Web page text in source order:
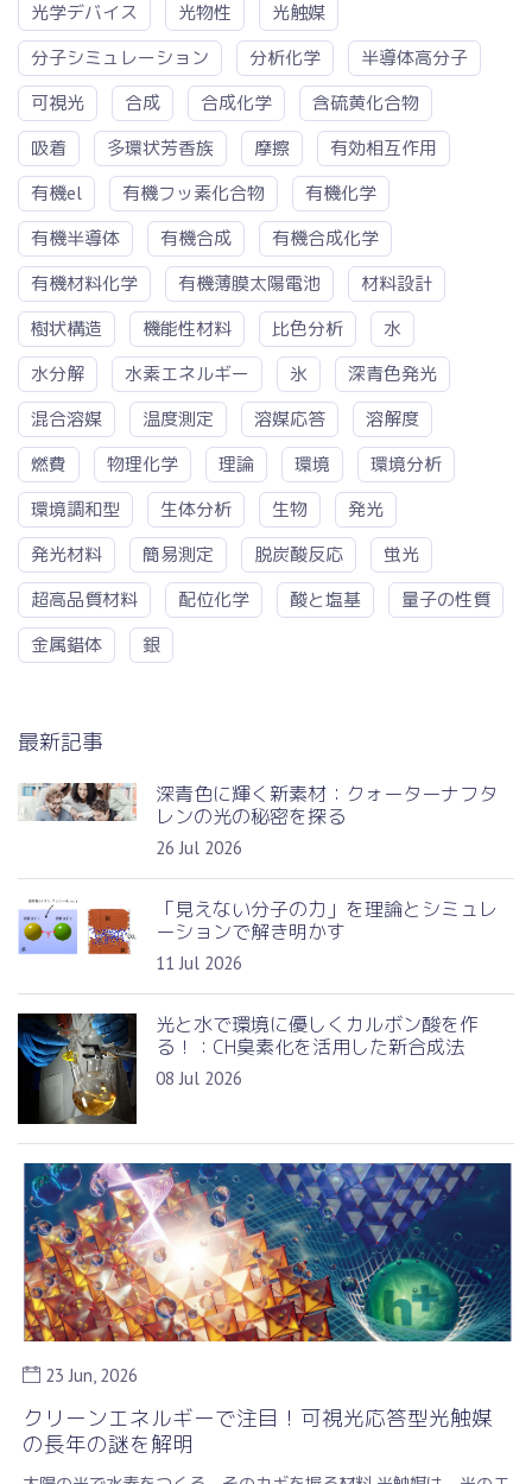
23 Jun, 2026
クリーンエネルギーで注目！可視光応答型光触媒
の長年の謎を解明
光学デバイス
光物性
光触媒
分子シミュレーション
分析化学
半導体高分子
可視光
合成 合成化学
含硫黄化合物
吸着
多環状芳香族 摩擦
有効相互作用
有機el
有機フッ素化合物
有機化学
有機半導体
有機合成
有機合成化学
有機材料化学
有機薄膜太陽電池
材料設計
樹状構造
機能性材料 比色分析
水
水分解
水素エネルギー 氷
深青色発光
混合溶媒
温度測定 溶媒応答
溶解度
燃費
物理化学 理論 環境
環境分析
環境調和型
生体分析 生物
発光
発光材料
簡易測定 脱炭酸反応
蛍光
超高品質材料
配位化学 酸と塩基
量子の性質
金属錯体
銀
最新記事
深青色に輝く新素材：クォーターナフタ
レンの光の秘密を探る
26 Jul 2026
「見えない分子の力」を理論とシミュレ
ーションで解き明かす
11 Jul 2026
光と水で環境に優しくカルボン酸を作
る！：CH臭素化を活用した新合成法
08 Jul 2026